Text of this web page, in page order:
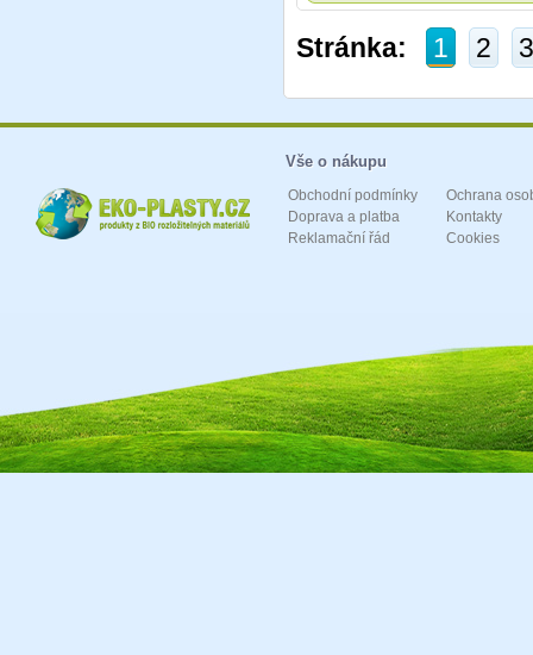
Stránka: 1 2 3
Vše o nákupu
Obchodní podmínky
Doprava a platba
Reklamační řád
Ochrana
Kontakty
Cookies